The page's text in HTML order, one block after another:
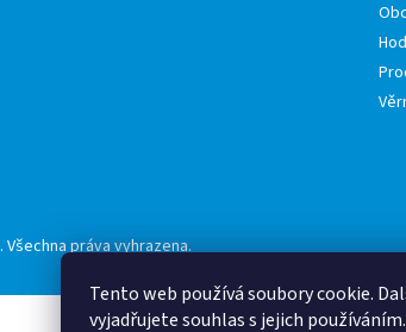
Tento web používá soubory cookie.
vyjadřujete souhlas s jejich
. Všechna práva vyhrazena.